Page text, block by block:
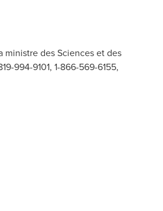
des Sciences et des
994-9101, 1-866-569-6155,